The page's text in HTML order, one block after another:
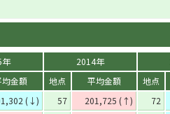
2014年
均金額 地点 平均金額 地点
(↓) 57 201,725 (↑) 72